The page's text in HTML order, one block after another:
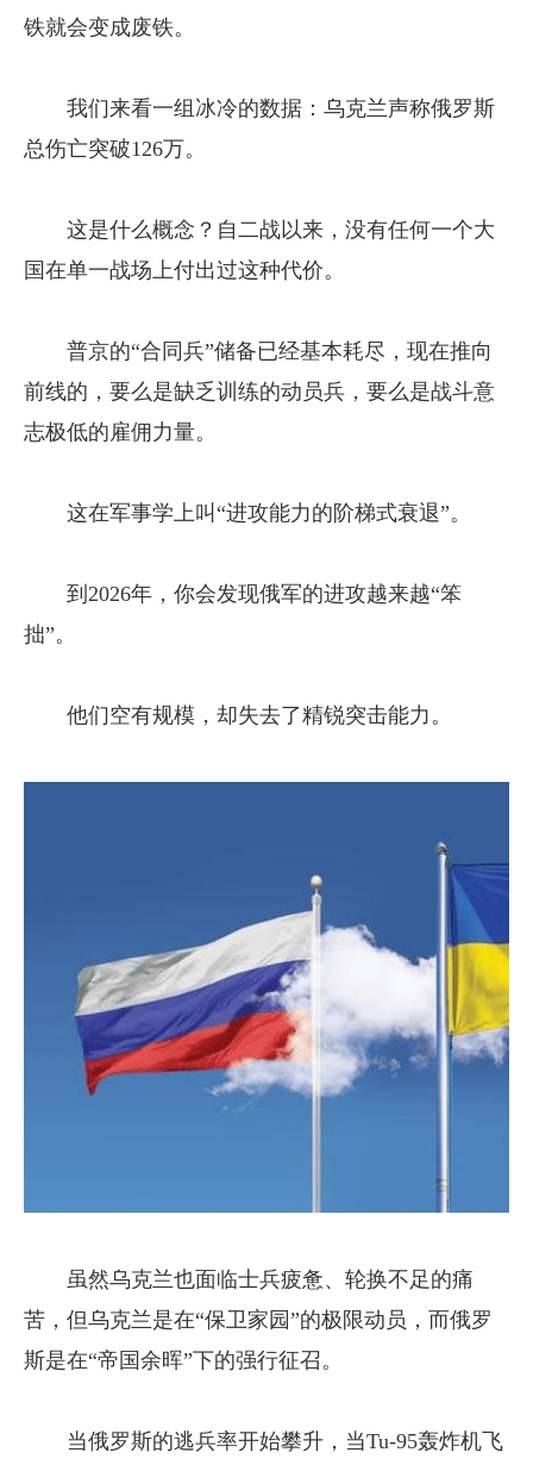
铁就会变成废铁。
我们来看一组冰冷的数据：乌克兰声称俄罗斯
总伤亡突破126万。
这是什么概念？自二战以来，没有任何一个大
国在单一战场上付出过这种代价。
普京的“合同兵”储备已经基本耗尽，现在推向
前线的，要么是缺乏训练的动员兵，要么是战斗意
志极低的雇佣力量。
这在军事学上叫“进攻能力的阶梯式衰退”。
到2026年，你会发现俄军的进攻越来越“笨
拙”。
他们空有规模，却失去了精锐突击能力。
虽然乌克兰也面临士兵疲惫、轮换不足的痛
苦，但乌克兰是在“保卫家园”的极限动员，而俄罗
斯是在“帝国余晖”下的强行征召。
当俄罗斯的逃兵率开始攀升，当Tu-95轰炸机飞